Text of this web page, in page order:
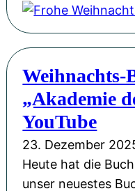
2
0
2
6
!
u
n
s
e
r
ö
f
o
h
W
e
i
h
n
Weihnachts-
„Akademie
YouTube
23. Dezember
Heute hat die
unser neuestes